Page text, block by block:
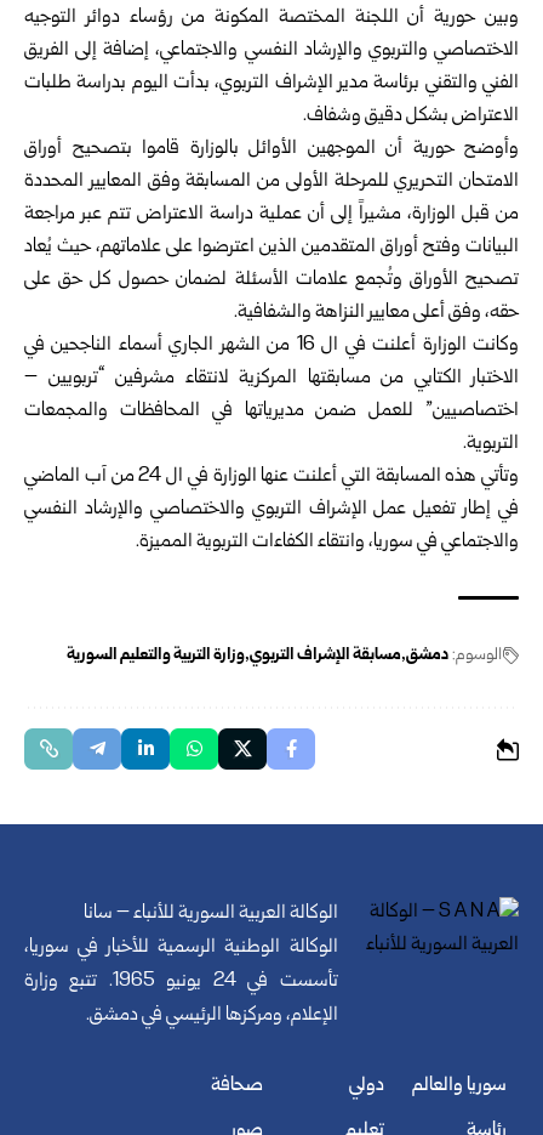
وبين حورية أن اللجنة المختصة المكونة من رؤساء دوائر التوجيه
الاختصاصي والتربوي والإرشاد النفسي والاجتماعي، إضافة إلى الفريق
الفني والتقني برئاسة مدير الإشراف التربوي، بدأت اليوم بدراسة طلبات
الاعتراض بشكل دقيق وشفاف.
وأوضح حورية أن الموجهين الأوائل بالوزارة قاموا بتصحيح أوراق
الامتحان التحريري للمرحلة الأولى من المسابقة وفق المعايير المحددة
من قبل الوزارة، مشيراً إلى أن عملية دراسة الاعتراض تتم عبر مراجعة
البيانات وفتح أوراق المتقدمين الذين اعترضوا على علاماتهم، حيث يُعاد
تصحيح الأوراق وتُجمع علامات الأسئلة لضمان حصول كل حق على
حقه، وفق أعلى معايير النزاهة والشفافية.
وكانتالوزارة
أعلنت في ال 16 من الشهر الجاري أسماء الناجحين في
الاختبار الكتابي من مسابقتها المركزية لانتقاء مشرفين “تربويين –
اختصاصيين” للعمل ضمن مديرياتها في المحافظات والمجمعات
التربوية.
وتأتي هذه المسابقة التي أعلنت عنها الوزارة في ال 24 من آب الماضي
في إطار تفعيل عمل الإشراف التربوي والاختصاصي والإرشاد النفسي
والاجتماعي في سوريا، وانتقاء الكفاءات التربوية المميزة.
الوسوم:دمشق مسابقة الإشراف التربوي وزارة التربية والتعليم السورية
الوكالة العربية السورية للأنباء – سانا
الوكالة الوطنية الرسمية للأخبار في سوريا،
تأسست في 24 يونيو 1965. تتبع وزارة
الإعلام، ومركزها الرئيسي في دمشق.
سوريا والعالم
دولي
صحافة